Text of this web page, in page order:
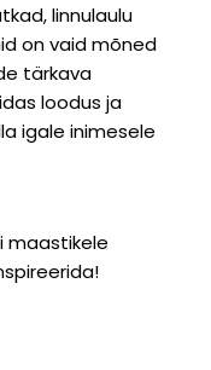
linnulaulu
on vaid mõned
tärkava
loodus ja
igale inimesele
maastikele